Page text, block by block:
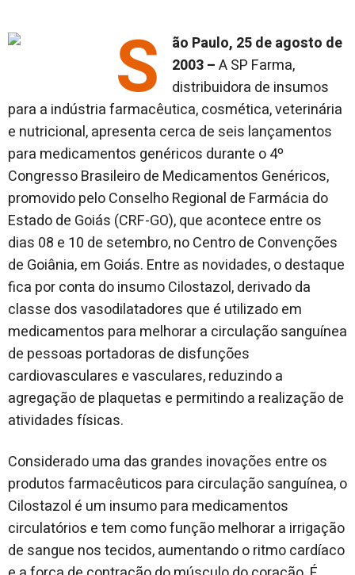
S
ão Paulo, 25 de agosto de
2003 –A SP Farma,
distribuidora de insumos
para a indústria farmacêutica, cosmética, veterinária
e nutricional, apresenta cerca de seis lançamentos
para medicamentos genéricos durante o 4º
Congresso Brasileiro de Medicamentos Genéricos,
promovido pelo Conselho Regional de Farmácia do
Estado de Goiás (CRF-GO), que acontece entre os
dias 08 e 10 de setembro, no Centro de Convenções
de Goiânia, em Goiás. Entre as novidades, o destaque
fica por conta do insumo Cilostazol, derivado da
classe dos vasodilatadores que é utilizado em
medicamentos para melhorar a circulação sanguínea
de pessoas portadoras de disfunções
cardiovasculares e vasculares, reduzindo a
agregação de plaquetas e permitindo a realização de
atividades físicas.
Considerado uma das grandes inovações entre os
produtos farmacêuticos para circulação sanguínea, o
Cilostazol é um insumo para medicamentos
circulatórios e tem como função melhorar a irrigação
de sangue nos tecidos, aumentando o ritmo cardíaco